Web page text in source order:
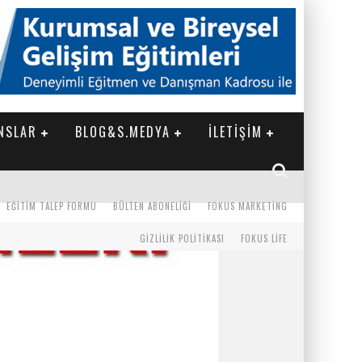
BLOG&S.MEDYA İLETİŞİM
FOKUS MARKETING
BÜLTEN ABONELIĞI
EĞITIM TALEP FORMU
FOKUS LIFE
GIZLILIK POLITIKASI